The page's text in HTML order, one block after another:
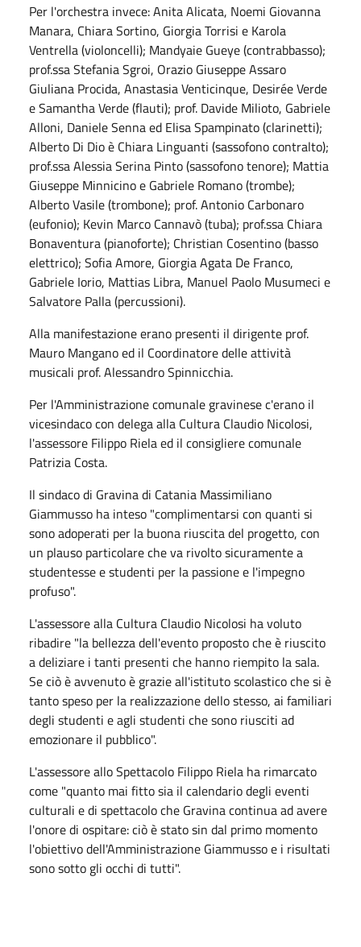
Per l'orchestra invece: Anita Alicata, Noemi Giovanna
Manara, Chiara Sortino, Giorgia Torrisi e Karola
Ventrella (violoncelli); Mandyaie Gueye (contrabbasso);
prof.ssa Stefania Sgroi, Orazio Giuseppe Assaro
Giuliana Procida, Anastasia Venticinque, Desirée Verde
e Samantha Verde (flauti); prof. Davide Milioto, Gabriele
Alloni, Daniele Senna ed Elisa Spampinato (clarinetti);
Alberto Di Dio è Chiara Linguanti (sassofono contralto);
prof.ssa Alessia Serina Pinto (sassofono tenore); Mattia
Giuseppe Minnicino e Gabriele Romano (trombe);
Alberto Vasile (trombone); prof. Antonio Carbonaro
(eufonio); Kevin Marco Cannavò (tuba); prof.ssa Chiara
Bonaventura (pianoforte); Christian Cosentino (basso
elettrico); Sofia Amore, Giorgia Agata De Franco,
Gabriele Iorio, Mattias Libra, Manuel Paolo Musumeci e
Salvatore Palla (percussioni).
Alla manifestazione erano presenti il dirigente prof.
Mauro Mangano ed il Coordinatore delle attività
musicali prof. Alessandro Spinnicchia.
Per l'Amministrazione comunale gravinese c'erano il
vicesindaco con delega alla Cultura Claudio Nicolosi,
l'assessore Filippo Riela ed il consigliere comunale
Patrizia Costa.
Il sindaco di Gravina di Catania Massimiliano
Giammusso ha inteso "complimentarsi con quanti si
sono adoperati per la buona riuscita del progetto, con
un plauso particolare che va rivolto sicuramente a
studentesse e studenti per la passione e l'impegno
profuso".
L'assessore alla Cultura Claudio Nicolosi ha voluto
ribadire "la bellezza dell'evento proposto che è riuscito
a deliziare i tanti presenti che hanno riempito la sala.
Se ciò è avvenuto è grazie all'istituto scolastico che si è
tanto speso per la realizzazione dello stesso, ai familiari
degli studenti e agli studenti che sono riusciti ad
emozionare il pubblico".
L'assessore allo Spettacolo Filippo Riela ha rimarcato
come "quanto mai fitto sia il calendario degli eventi
culturali e di spettacolo che Gravina continua ad avere
l'onore di ospitare: ciò è stato sin dal primo momento
l'obiettivo dell'Amministrazione Giammusso e i risultati
sono sotto gli occhi di tutti".